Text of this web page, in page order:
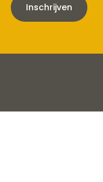
Inschrijven